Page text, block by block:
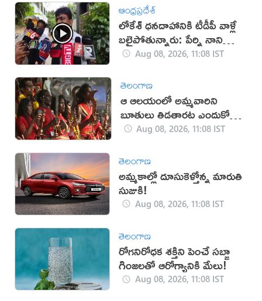
ఆంధ్రప్రదేశ్
లోకేశ్ ధనదాహానికి టీడీపీ వాళ్లే
బలైపోతున్నారు: పేర్ని నాని
(వీడియో)
Aug 08, 2026, 11:08 IST
తెలంగాణ
ఆ ఆలయంలో అమ్మవారిని
బూతులు తిడతారట ఎందుకో
తెలుసా?
Aug 08, 2026, 11:08 IST
తెలంగాణ
అమ్మకాల్లో దూసుకెళ్తోన్న మారుతి
సుజుకి!
Aug 08, 2026, 11:08 IST
తెలంగాణ
రోగనిరోధక శక్తిని పెంచే సబ్జా
గింజలతో ఆరోగ్యానికి మేలు!
Aug 08, 2026, 11:08 IST